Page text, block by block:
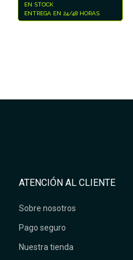
EN STOCK
ENTREGA EN 24/48 HORAS
ATENCIÓN AL CLIENTE
Sobre nosotros
Pago seguro
Nuestra tienda